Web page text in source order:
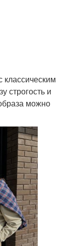
строгость и
можно